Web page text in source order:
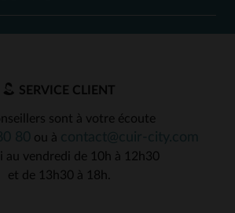
SERVICE CLIENT
sont à votre écoute
ou à
au vendredi de 10h à 12h30
et de 13h30 à 18h.